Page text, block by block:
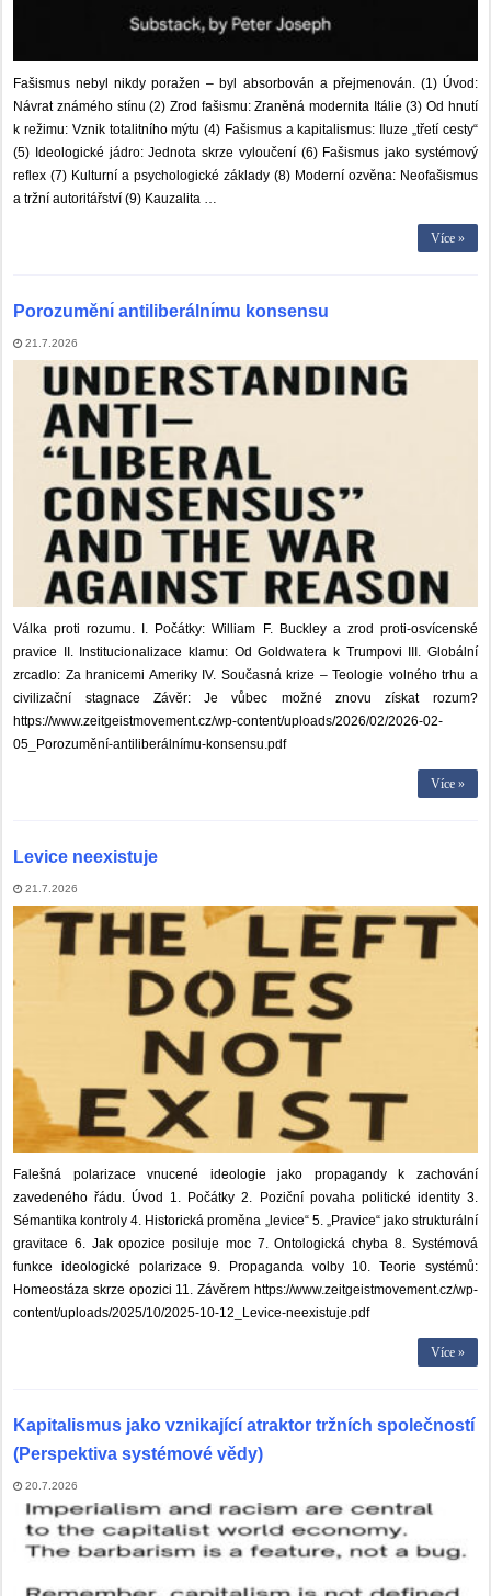
Fašismus nebyl nikdy poražen – byl absorbován a přejmenován. (1) Úvod:
Návrat známého stínu (2) Zrod fašismu: Zraněná modernita Itálie (3) Od hnutí
k režimu: Vznik totalitního mýtu (4) Fašismus a kapitalismus: Iluze „třetí cesty“
(5) Ideologické jádro: Jednota skrze vyloučení (6) Fašismus jako systémový
reflex (7) Kulturní a psychologické základy (8) Moderní ozvěna: Neofašismus
a tržní autoritářství (9) Kauzalita …
Více »
Porozuměnı́ antiliberálnı́mu konsensu
21.7.2026
Válka proti rozumu. I. Počátky: William F. Buckley a zrod proti-osvícenské
pravice II. Institucionalizace klamu: Od Goldwatera k Trumpovi III. Globální
zrcadlo: Za hranicemi Ameriky IV. Současná krize – Teologie volného trhu a
civilizační stagnace Závěr: Je vůbec možné znovu získat rozum?
https://www.zeitgeistmovement.cz/wp-content/uploads/2026/02/2026-02-
05_Porozumění-antiliberálnímu-konsensu.pdf
Více »
Levice neexistuje
21.7.2026
Falešná polarizace vnucené ideologie jako propagandy k zachování
zavedeného řádu. Úvod 1. Počátky 2. Poziční povaha politické identity 3.
Sémantika kontroly 4. Historická proměna „levice“ 5. „Pravice“ jako strukturální
gravitace 6. Jak opozice posiluje moc 7. Ontologická chyba 8. Systémová
funkce ideologické polarizace 9. Propaganda volby 10. Teorie systémů:
Homeostáza skrze opozici 11. Závěrem https://www.zeitgeistmovement.cz/wp-
content/uploads/2025/10/2025-10-12_Levice-neexistuje.pdf
Více »
Kapitalismus jako vznikající atraktor tržních společností
(Perspektiva systémové vědy)
20.7.2026